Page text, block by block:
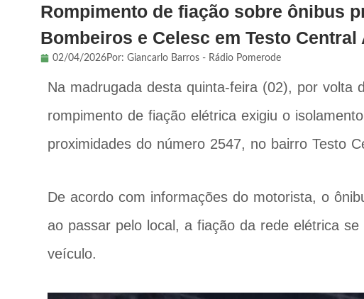
Rompimento de fiação sobre ônibus
Bombeiros e Celesc em Testo Central
02/04/2026Por: Giancarlo Barros - Rádio Pomerode
Na madrugada desta quinta-feira (02), por volta
rompimento de fiação elétrica exigiu o
proximidades do número 2547, no bairro Testo
De acordo com informações do motorista, o
ao passar pelo local, a fiação da rede elétrica
veículo.